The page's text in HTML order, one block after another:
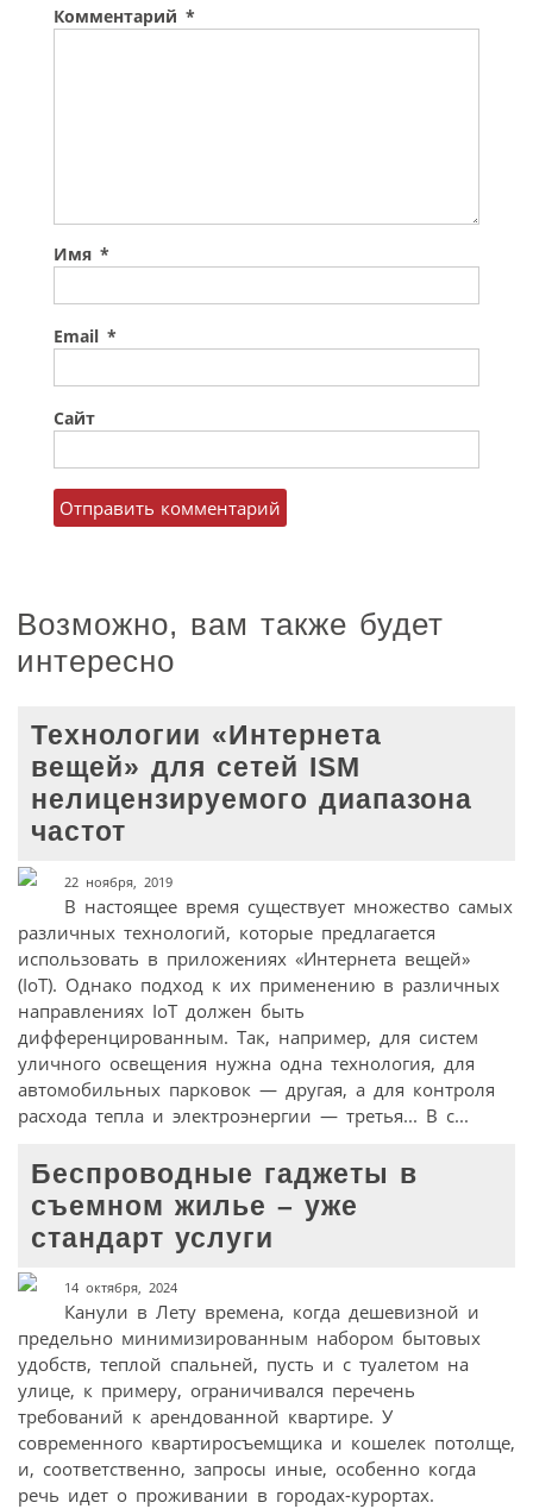
Комментарий *
Имя *
Email *
Сайт
Возможно, вам также будет
интересно
Технологии «Интернета
вещей» для сетей ISM
нелицензируемого диапазона
частот
22 ноября, 2019
В настоящее время существует множество самых
различных технологий, которые предлагается
использовать в приложениях «Интернета вещей»
(IoT). Однако подход к их применению в различных
направлениях IoT должен быть
дифференцированным. Так, например, для систем
уличного освещения нужна одна технология, для
автомобильных парковок — другая, а для контроля
расхода тепла и электроэнергии — третья... В с...
Беспроводные гаджеты в
съемном жилье – уже
стандарт услуги
14 октября, 2024
Канули в Лету времена, когда дешевизной и
предельно минимизированным набором бытовых
удобств, теплой спальней, пусть и с туалетом на
улице, к примеру, ограничивался перечень
требований к арендованной квартире. У
современного квартиросъемщика и кошелек потолще,
и, соответственно, запросы иные, особенно когда
речь идет о проживании в городах-курортах.